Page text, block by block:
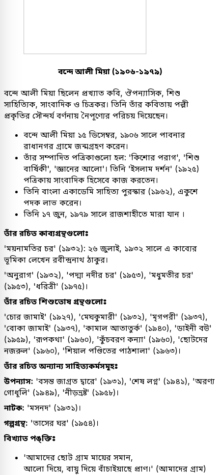
বন্দে আলী মিয়া (১৯০৬-১৯৭৯)
বন্দে আলী মিয়া ছিলেন প্রখ্যাত কবি, ঔপন্যাসিক, শিশু
সাহিত্যিক, সাংবাদিক ও চিত্রকর। তিনি তাঁর কবিতায় পল্লী
প্রকৃতির সৌন্দর্য বর্ণনায় নৈপূণ্যের পরিচয় দিয়েছেন।
বন্দে আলী মিয়া ১৫ ডিসেম্বর, ১৯০৬ সালে পাবনার
রাধানগর গ্রামে জন্মগ্রহণ করেন।
তাঁর সম্পাদিত পত্রিকাগুলো হল: 'কিশোর পরাগ', 'শিশু
বার্ষিকী', 'জ্ঞানের আলো'। তিনি 'ইসলাম দর্শন' (১৯২৫)
পত্রিকায় সাংবাদিক হিসেবে কাজ করতেন।
তিনি বাংলা একাডেমি সাহিত্য পুরস্কার (১৯৬২), একুশে
পদক লাভ করেন।
তিনি ১৭ জুন, ১৯৭৯ সালে রাজশাহীতে মারা যান ।
তাঁর রচিত কাব্যগ্রন্থগুলোঃ
'ময়নামতির চর' (১৯৩২): ২৬ জুলাই, ১৯৩২ সালে এ কাব্যের
ভূমিকা লেখেন রবীন্দ্রনাথ ঠাকুর।
'অনুরাগ' (১৯৩২), 'পদ্মা নদীর চর' (১৯৫৩), 'মধুমতীর চর'
(১৯৫৩), 'ধরিত্রী' (১৯৭৫)।
তাঁর রচিত শিশুতোষ গ্রন্থগুলোঃ
'চোর জামাই' (১৯২৭), 'মেঘকুমারী' (১৯৩২), 'মৃগপরী' (১৯৩৭),
'বোকা জামাই' (১৯৩৭), 'কামাল আতাতুর্ক' (১৯৪০), 'ডাইনী বউ'
(১৯৫৯), 'রূপকথা' (১৯৬০), 'কুঁচবরণ কন্যা' (১৯৬০), 'ছোটদের
নজরুল' (১৯৬০), 'শিয়াল পণ্ডিতের পাঠশালা' (১৯৬৩)।
তাঁর রচিত অন্যান্য সাহিত্যকর্মসমূহঃ
উপন্যাস: 'বসন্ত জাগ্রত দ্বারে' (১৯৩১), 'শেষ লগ্ন' (১৯৪১), 'অরণ্য
গোধূলি' (১৯৪৯), 'নীড়ভ্রষ্ট' (১৯৫৮)।
নাটক: 'মসনদ' (১৯৩১)।
গল্পগ্রন্থ: 'তাসের ঘর' (১৯৫৪)।
বিখ্যাত পঙ্ক্তিঃ
'আমাদের ছোট গ্রাম মায়ের সমান,
আলো দিয়ে, বায়ু দিয়ে বাঁচাইয়াছে প্রাণ।' (আমাদের গ্রাম)